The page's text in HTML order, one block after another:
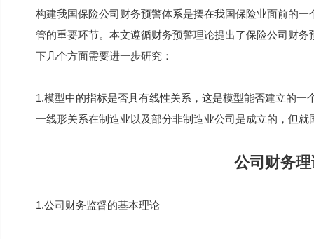
构建我国保险公司财务预警体系是摆在我国保险业面前的
管的重要环节。本文遵循财务预警理论提出了保险公司财
下几个方面需要进一步研究：
1.模型中的指标是否具有线性关系，这是模型能否建立的
一线形关系在制造业以及部分非制造业公司是成立的，但
公司财务
1.公司财务监督的基本理论